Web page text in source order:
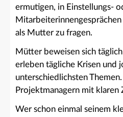
ermutigen, in Einstellungs-
als Mutter zu fragen.
Mütter beweisen sich
erleben tägliche Krisen und
unterschiedlichsten
Projektmanagern mit klaren
Wer schon einmal seinem